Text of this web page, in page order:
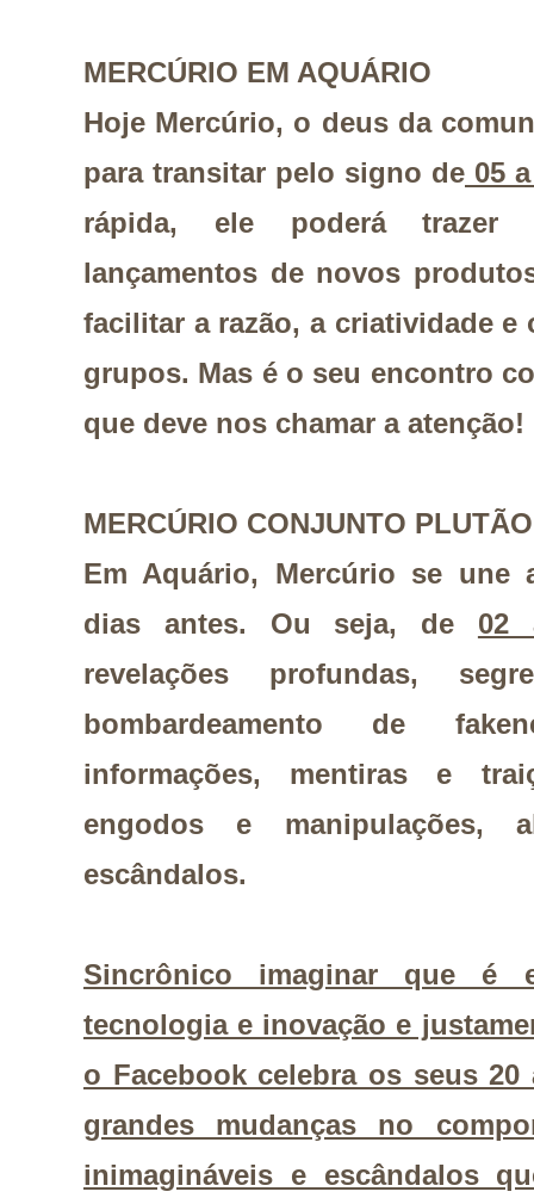
MERCÚRIO EM AQUÁRIO
Hoje Mercúrio, o deus da
para transitar pelo signo de 05
rápida, ele poderá trazer
lançamentos de novos
facilitar a razão, a criatividade
grupos. Mas é o seu encontro
que deve nos chamar a atenção!
MERCÚRIO CONJUNTO PLUTÃO
Em Aquário, Mercúrio se une
dias antes. Ou seja, de 02
revelações profundas,
bombardeamento de
informações, mentiras e
engodos e manipulações,
escândalos.
Sincrônico imaginar que é
tecnologia e inovação e
o Facebook celebra os seus
grandes mudanças no
inimagináveis e escândalos